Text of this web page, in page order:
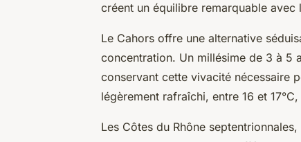
créent un équilibre remarquable
Le Cahors offre une alternative
concentration. Un millésime de 3 à 5
conservant cette vivacité nécessaire
légèrement rafraîchi, entre 16 et
Les Côtes du Rhône